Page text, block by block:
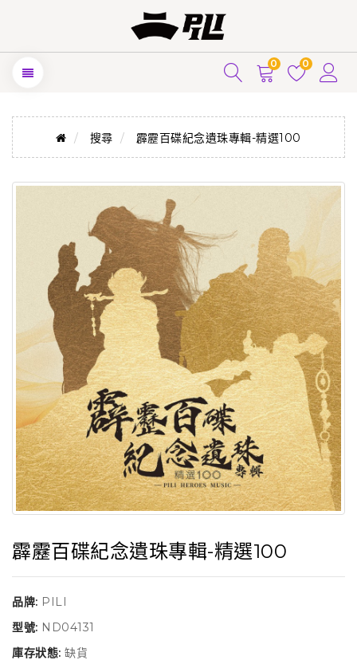
0 0
搜尋 霹靂百碟紀念遺珠專輯-精選100
霹靂百碟紀念遺珠專輯-精選100
品牌: PILI
型號: ND04131
庫存狀態: 缺貨